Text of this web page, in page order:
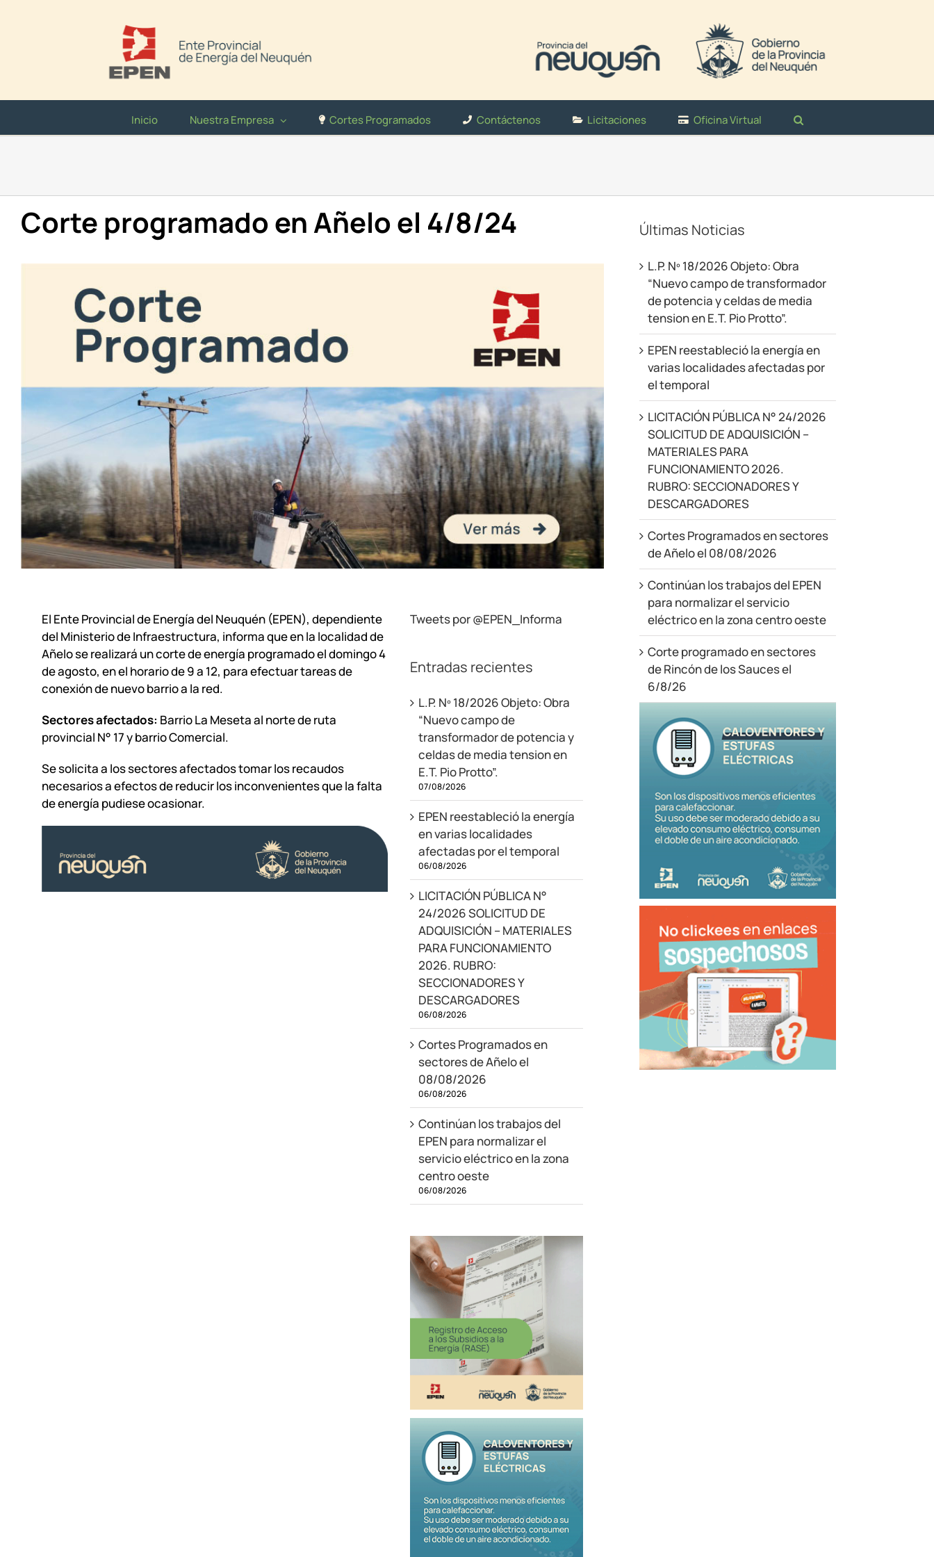
Inicio Nuestra Empresa Cortes Programados Contáctenos Licitaciones Oficina Virtual
Corte programado en Añelo el 4/8/24
El Ente Provincial de Energía del Neuquén (EPEN), dependiente
del Ministerio de Infraestructura, informa que en la localidad de
Añelo se realizará un corte de energía programado el domingo 4
de agosto, en el horario de 9 a 12, para efectuar tareas de
conexión de nuevo barrio a la red.
Sectores afectados: Barrio La Meseta al norte de ruta
provincial N° 17 y barrio Comercial.
Se solicita a los sectores afectados tomar los recaudos
necesarios a efectos de reducir los inconvenientes que la falta
de energía pudiese ocasionar.
Tweets por @EPEN_Informa
Entradas recientes
L.P. Nº 18/2026 Objeto: Obra
“Nuevo campo de
transformador de potencia y
celdas de media tension en
E.T. Pio Protto”.
07/08/2026
EPEN reestableció la energía
en varias localidades
afectadas por el temporal
06/08/2026
LICITACIÓN PÚBLICA N°
24/2026 SOLICITUD DE
ADQUISICIÓN – MATERIALES
PARA FUNCIONAMIENTO
2026. RUBRO:
SECCIONADORES Y
DESCARGADORES
06/08/2026
Cortes Programados en
sectores de Añelo el
08/08/2026
06/08/2026
Continúan los trabajos del
EPEN para normalizar el
servicio eléctrico en la zona
centro oeste
06/08/2026
Últimas Noticias
L.P. Nº 18/2026 Objeto: Obra
“Nuevo campo de transformador
de potencia y celdas de media
tension en E.T. Pio Protto”.
EPEN reestableció la energía en
varias localidades afectadas por
el temporal
LICITACIÓN PÚBLICA N° 24/2026
SOLICITUD DE ADQUISICIÓN –
MATERIALES PARA
FUNCIONAMIENTO 2026.
RUBRO: SECCIONADORES Y
DESCARGADORES
Cortes Programados en sectores
de Añelo el 08/08/2026
Continúan los trabajos del EPEN
para normalizar el servicio
eléctrico en la zona centro oeste
Corte programado en sectores
de Rincón de los Sauces el
6/8/26